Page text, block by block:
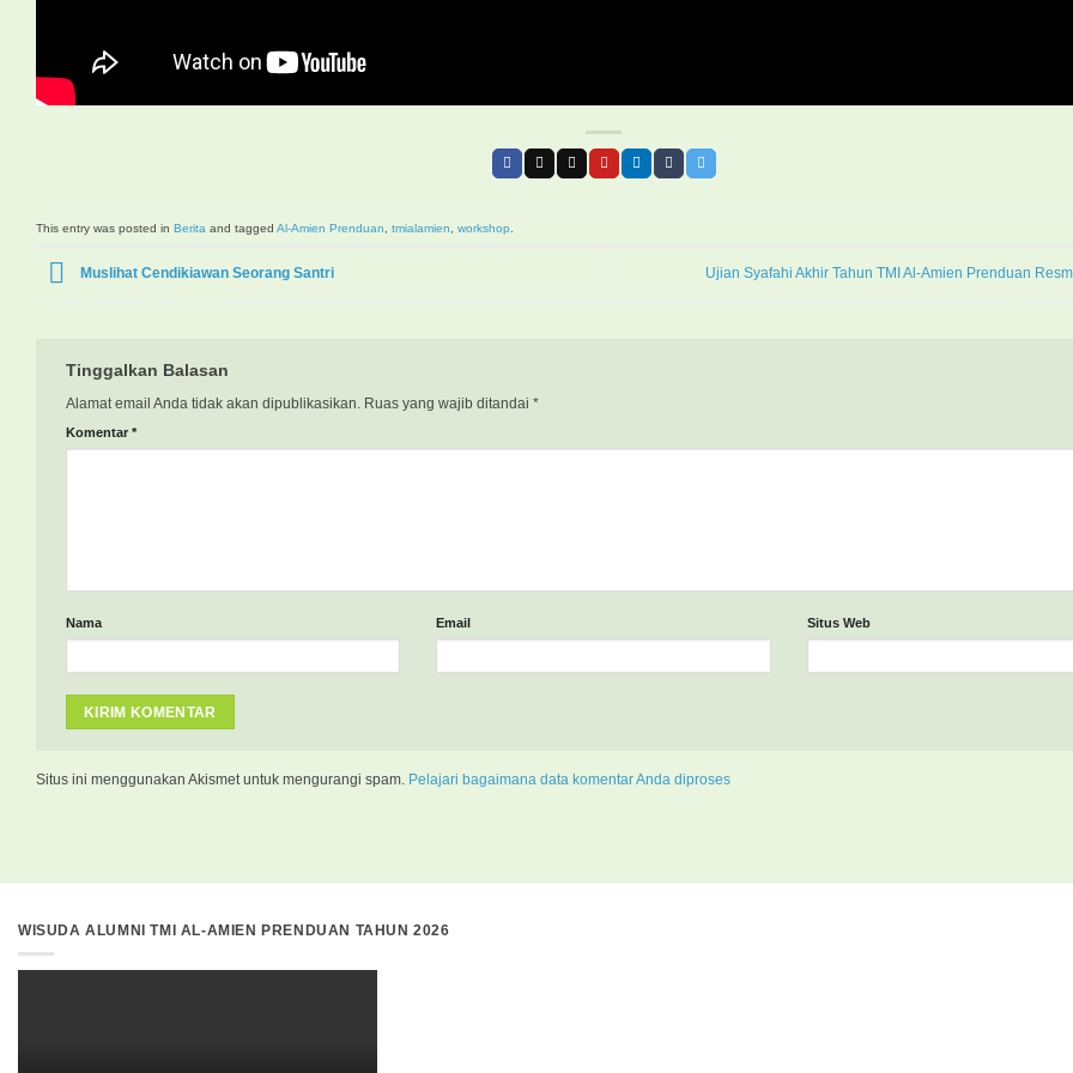
This entry was posted in Berita and tagged Al-Amien Prenduan tmialamien workshop
Muslihat Cendikiawan Seorang Santri Ujian Syafahi Akhir Tahun TMI Al-Amien Prenduan
Tinggalkan Balasan
Alamat email Anda tidak akan dipublikasikan. Ruas yang wajib ditandai *
Komentar *
Nama Email Situs Web
Situs ini menggunakan Akismet untuk mengurangi spam. Pelajari bagaimana data komentar Anda diproses
WISUDA ALUMNI TMI AL-AMIEN PRENDUAN TAHUN 2026